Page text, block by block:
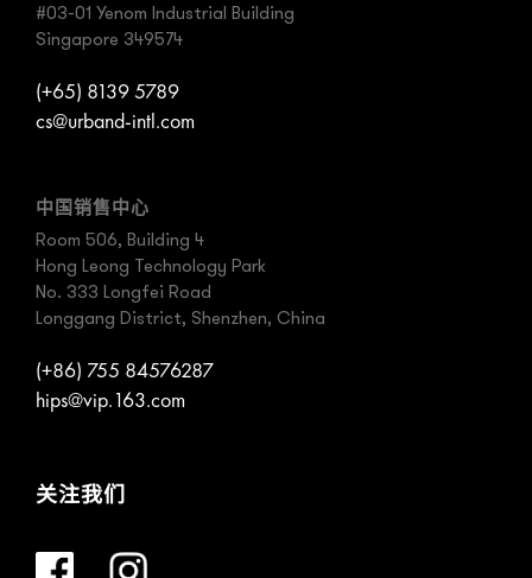
#03-01 Yenom Industrial Building
Singapore 349574
(+65) 8139 5789
cs@urband-intl.com
中国销售中心
Room 506, Building 4
Hong Leong Technology Park
No. 333 Longfei Road
Longgang District, Shenzhen, China
(+86) 755 84576287
hips@vip.163.com
关注我们